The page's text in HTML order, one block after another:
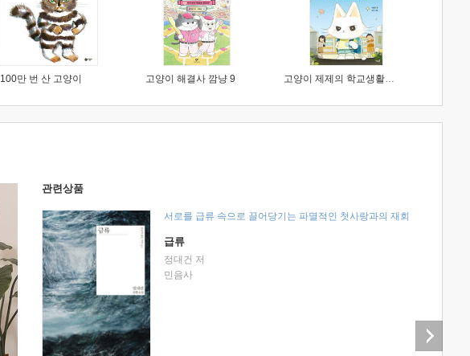
100만 번 산 고양이 고양이 해결사 깜냥 9 고양이 제제의 학교생활 1 : 초등학생이 이렇게 힘들 줄이야
관련상품
서로를 급류 속으로 끌어당기는 파멸적인 첫사랑과의 재회
급류
정대건 저
민음사